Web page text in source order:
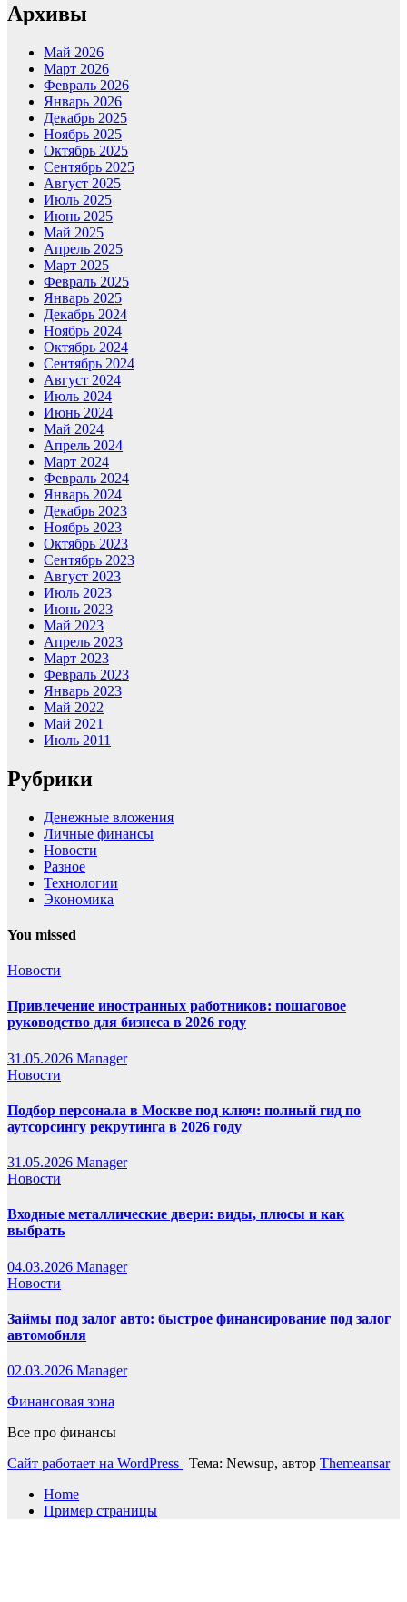
Архивы
Май 2026
Март 2026
Февраль 2026
Январь 2026
Декабрь 2025
Ноябрь 2025
Октябрь 2025
Сентябрь 2025
Август 2025
Июль 2025
Июнь 2025
Май 2025
Апрель 2025
Март 2025
Февраль 2025
Январь 2025
Декабрь 2024
Ноябрь 2024
Октябрь 2024
Сентябрь 2024
Август 2024
Июль 2024
Июнь 2024
Май 2024
Апрель 2024
Март 2024
Февраль 2024
Январь 2024
Декабрь 2023
Ноябрь 2023
Октябрь 2023
Сентябрь 2023
Август 2023
Июль 2023
Июнь 2023
Май 2023
Апрель 2023
Март 2023
Февраль 2023
Январь 2023
Май 2022
Май 2021
Июль 2011
Рубрики
Денежные вложения
Личные финансы
Новости
Разное
Технологии
Экономика
You missed
Новости
Привлечение иностранных работников: пошаговое
руководство для бизнеса в 2026 году
31.05.2026 Manager
Новости
Подбор персонала в Москве под ключ: полный гид по
аутсорсингу рекрутинга в 2026 году
31.05.2026 Manager
Новости
Входные металлические двери: виды, плюсы и как
выбрать
04.03.2026 Manager
Новости
Займы под залог авто: быстрое финансирование под залог
автомобиля
02.03.2026 Manager
Финансовая зона
Все про финансы
Сайт работает на WordPress | Тема: Newsup, автор Themeansar
Home
Пример страницы